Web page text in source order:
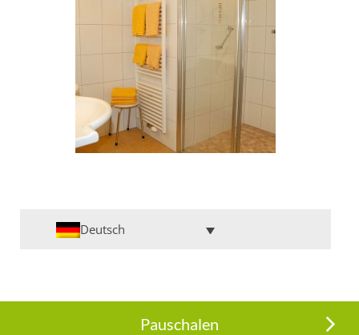
Deutsch
Pauschalen